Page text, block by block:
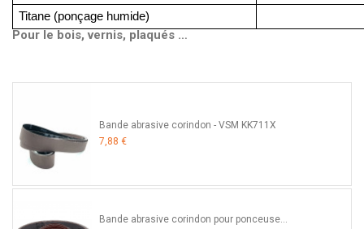
Titane (ponçage humide)
Pour le bois, vernis, plaqués …
Bande abrasive corindon - VSM KK711X
7,88 €
Bande abrasive corindon pour ponceuse...